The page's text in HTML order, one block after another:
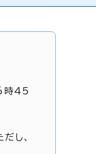
時45
し、